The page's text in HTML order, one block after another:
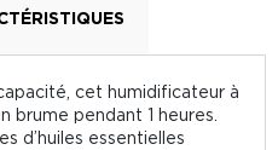
cet humidificateur à
brume pendant 1 heures.
d’huiles essentielles